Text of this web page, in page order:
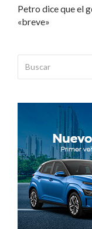
Petro dice que el
«breve»